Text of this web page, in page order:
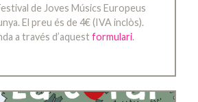
de Joves Músics Europeus
El preu és de 4€ (IVA inclòs).
a través d’aquestformulari.